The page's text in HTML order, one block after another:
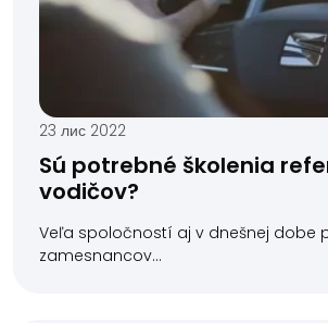
23 лис 2022
Sú potrebné školenia
vodičov?
Veľa spoločností aj v dnešnej dobe
zamesnancov...